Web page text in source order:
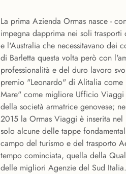
La prima Azienda Ormas nasce -
impegna dapprima nei soli
e l'Australia che necessitavano dei
di Barletta questa volta però con
professionalità e del duro lavoro
premio "Leonardo" di Alitalia come
Mare" come migliore Ufficio
della società armatrice genovese;
2015 la Ormas Viaggi è inserita
solo alcune delle tappe
campo del turismo e del trasporto
tempo cominciata, quella della
delle migliori Agenzie del Sud Italia.